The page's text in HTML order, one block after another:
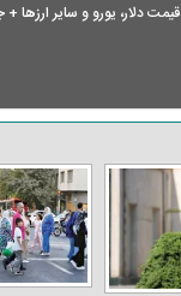
قیمت دلار، یورو و سایر ارز‌ها